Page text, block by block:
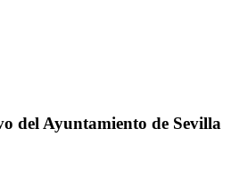
del Ayuntamiento de Sevilla